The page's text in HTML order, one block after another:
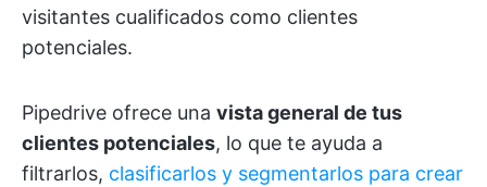
visitantes cualificados como clientes
potenciales.
Pipedrive ofrece una vista general de tus
clientes potenciales, lo que te ayuda a
filtrarlos, clasificarlos y segmentarlos para crear